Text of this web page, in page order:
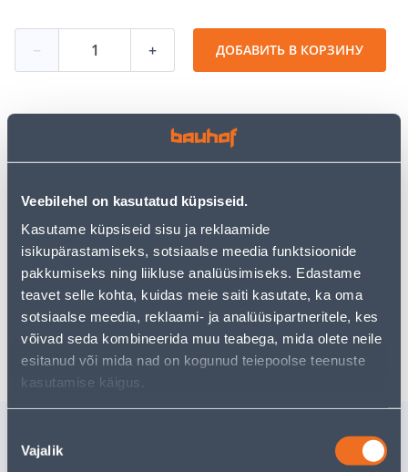
Veebilehel on kasutatud küpsiseid.
Kasutame küpsiseid sisu ja reklaamide
isikupärastamiseks, sotsiaalse meedia funktsioonide
pakkumiseks ning liikluse analüüsimiseks. Edastame
teavet selle kohta, kuidas meie saiti kasutate, ka oma
sotsiaalse meedia, reklaami- ja analüüsipartneritele, kes
võivad seda kombineerida muu teabega, mida olete neile
esitanud või mida nad on kogunud teiepoolse teenuste
kasutamise käigus.
valik
Vajalik
− + ДОБАВИТЬ В КОРЗИНУ
Посмотреть наличие
• Metallist lauaventilaator läbimõõduga 40 cm.
• Kolm pöörlemiskiirust.
• 14-päevane tagastusõigus.
Предполагаемая доставка 4,99 € от 2-5 tööpäeva
Забрать в магазине, с 10.08.2026
L-